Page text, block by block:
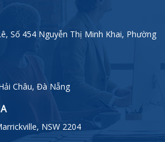
Số 454 Nguyễn Thị Minh Khai, Phường
Châu, Đà Nẵng
NSW 2204